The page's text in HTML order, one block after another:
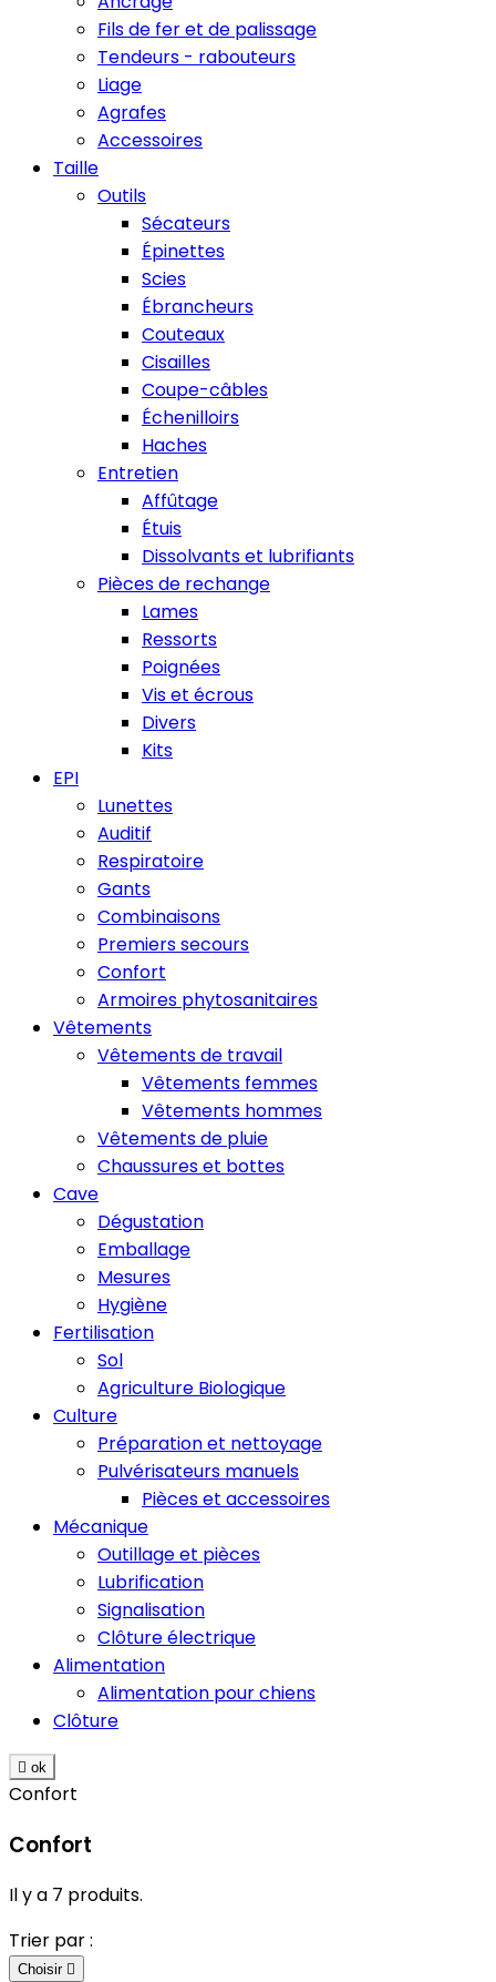
Fils de fer et de palissage
Tendeurs - rabouteurs
Liage
Agrafes
Accessoires
Taille
Outils
Sécateurs
Épinettes
Scies
Ébrancheurs
Couteaux
Cisailles
Coupe-câbles
Échenilloirs
Haches
Entretien
Affûtage
Étuis
Dissolvants et lubrifiants
Pièces de rechange
Lames
Ressorts
Poignées
Vis et écrous
Divers
Kits
EPI
Lunettes
Auditif
Respiratoire
Gants
Combinaisons
Premiers secours
Confort
Armoires phytosanitaires
Vêtements
Vêtements de travail
Vêtements femmes
Vêtements hommes
Vêtements de pluie
Chaussures et bottes
Cave
Dégustation
Emballage
Mesures
Hygiène
Fertilisation
Sol
Agriculture Biologique
Culture
Préparation et nettoyage
Pulvérisateurs manuels
Pièces et accessoires
Mécanique
Outillage et pièces
Lubrification
Signalisation
Clôture électrique
Alimentation
Alimentation pour chiens
Clôture
 ok
Confort
Confort
Il y a 7 produits.
Trier par :
Choisir 